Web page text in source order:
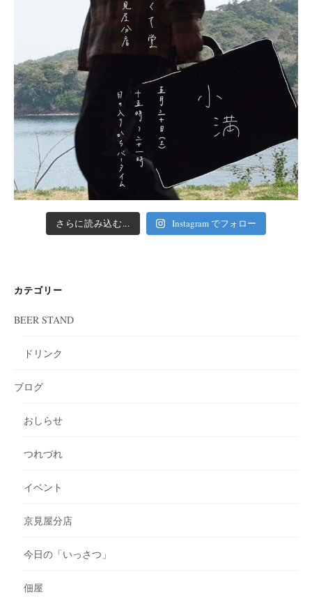
さらに読み込む... Instagram でフォロー
カテゴリー
BEER STAND
ドリンク
ブログ
おしらせ
つれづれ
イベント
京見屋分店
今日の「いっさつ」
佃屋